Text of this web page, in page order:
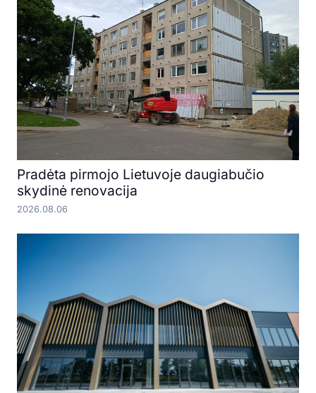
Pradėta pirmojo Lietuvoje daugiabučio
skydinė renovacija
2026.08.06